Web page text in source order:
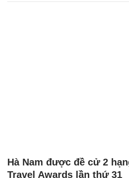
Hà Nam được đề cử 2
Travel Awards lần thứ 31